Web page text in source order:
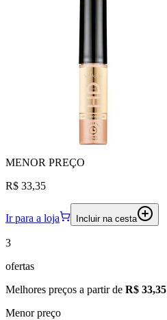
MENOR PREÇO
R$ 33,35
Ir para a loja Incluir na cesta
3
ofertas
Melhores preços a partir de R$ 33,35
Menor preço